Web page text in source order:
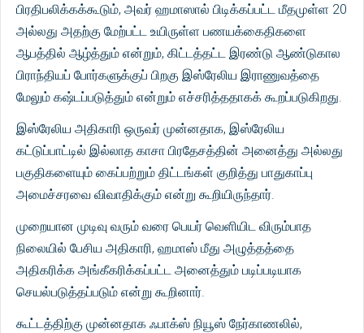
பிரதிபலிக்கக்கூடும், அவர் ஹமாஸால் பிடிக்கப்பட்ட மீதமுள்ள 20
அல்லது அதற்கு மேற்பட்ட உயிருள்ள பணயக்கைதிகளை
ஆபத்தில் ஆழ்த்தும் என்றும், கிட்டத்தட்ட இரண்டு ஆண்டுகால
பிராந்தியப் போர்களுக்குப் பிறகு இஸ்ரேலிய இராணுவத்தை
மேலும் கஷ்டப்படுத்தும் என்றும் எச்சரித்ததாகக் கூறப்படுகிறது.
இஸ்ரேலிய அதிகாரி ஒருவர் முன்னதாக, இஸ்ரேலிய
கட்டுப்பாட்டில் இல்லாத காசா பிரதேசத்தின் அனைத்து அல்லது
பகுதிகளையும் கைப்பற்றும் திட்டங்கள் குறித்து பாதுகாப்பு
அமைச்சரவை விவாதிக்கும் என்று கூறியிருந்தார்.
முறையான முடிவு வரும் வரை பெயர் வெளியிட விரும்பாத
நிலையில் பேசிய அதிகாரி, ஹமாஸ் மீது அழுத்தத்தை
அதிகரிக்க அங்கீகரிக்கப்பட்ட அனைத்தும் படிப்படியாக
செயல்படுத்தப்படும் என்று கூறினார்.
கூட்டத்திற்கு முன்னதாக ஃபாக்ஸ் நியூஸ் நேர்காணலில்,